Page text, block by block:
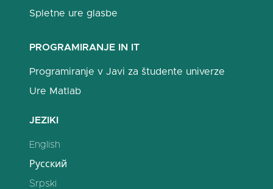
Spletne ure glasbe
PROGRAMIRANJE IN IT
Programiranje v Javi za študente univerze
Ure Matlab
JEZIKI
English
Русский
Srpski